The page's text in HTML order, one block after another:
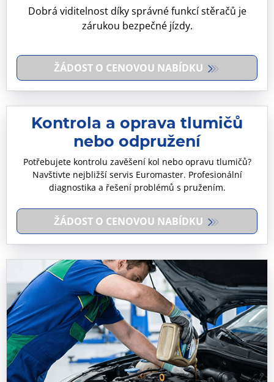
Dobrá viditelnost díky správné funkcí stěračů je
zárukou bezpečné jízdy.
ŽÁDOST O CENOVOU NABÍDKU
Kontrola a oprava tlumičů
nebo odpružení
Potřebujete kontrolu zavěšení kol nebo opravu tlumičů?
Navštivte nejbližší servis Euromaster. Profesionální
diagnostika a řešení problémů s pružením.
ŽÁDOST O CENOVOU NABÍDKU